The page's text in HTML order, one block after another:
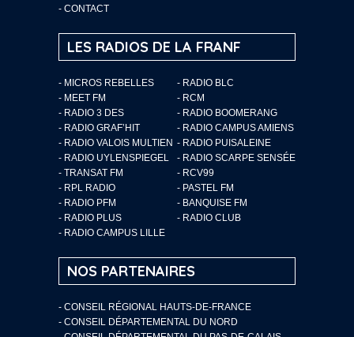
- CONTACT
LES RADIOS DE LA FRANF
- MICROS REBELLES
- RADIO BLC
- MEET FM
- RCM
- RADIO 3 DES
- RADIO BOOMERANG
- RADIO GRAF’HIT
- RADIO CAMPUS AMIENS
- RADIO VALOIS MULTIEN - RADIO PUISALEINE
- RADIO UYLENSPIEGEL
- RADIO SCARPE SENSÉE
- TRANSAT FM
- RCV99
- RPL RADIO
- PASTEL FM
- RADIO PFM
- BANQUISE FM
- RADIO PLUS
- RADIO CLUB
- RADIO CAMPUS LILLE
NOS PARTENAIRES
- CONSEIL RÉGIONAL HAUTS-DE-FRANCE
- CONSEIL DÉPARTEMENTAL DU NORD